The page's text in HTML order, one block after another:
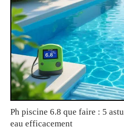
Ph piscine 6.8 que faire : 5
eau efficacement